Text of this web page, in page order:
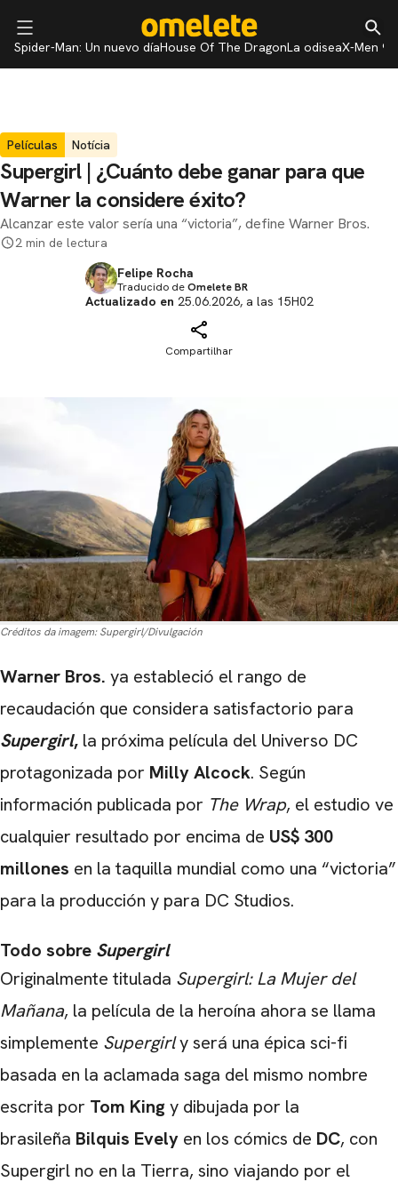
Spider-Man: Un nuevo díaHouse Of The DragonLa odiseaX-Men 97
Películas Notícia
Supergirl | ¿Cuánto debe ganar para que
Warner la considere éxito?
Alcanzar este valor sería una “victoria”, define Warner Bros.
2 min de lectura
Felipe Rocha
Traducido deOmelete BR
Actualizado en 25.06.2026, a las 15H02
Compartilhar
Créditos da imagem: Supergirl/Divulgación
Warner Bros. ya estableció el rango de
recaudación que considera satisfactorio para
Supergirl, la próxima película del Universo DC
protagonizada por Milly Alcock. Según
información publicada por The Wrap, el estudio ve
cualquier resultado por encima de US$ 300
millones en la taquilla mundial como una “victoria”
para la producción y para DC Studios.
Todo sobre Supergirl
Originalmente titulada Supergirl: La Mujer del
Mañana, la película de la heroína ahora se llama
simplemente Supergirly será una épica sci-fi
basada en la aclamada saga del mismo nombre
escrita por Tom Kingy dibujada por la
brasileña Bilquis Evely en los cómics de DC, con
Supergirl no en la Tierra, sino viajando por el